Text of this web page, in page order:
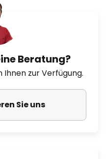
Beratung?
zur Verfügung.
Sie uns